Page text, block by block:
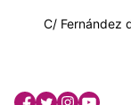
C/ Fernández